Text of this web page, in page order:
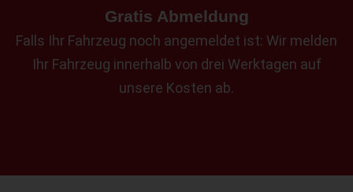
Gratis Abmeldung
Falls Ihr Fahrzeug noch angemeldet ist: Wir melden
Ihr Fahrzeug innerhalb von drei Werktagen auf
unsere Kosten ab.